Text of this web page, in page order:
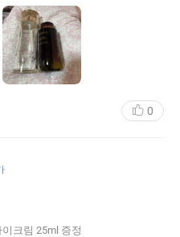
육안으로 보기에는̆̈ 차이가 많네
층이고 아이오페 용기가̆̈ 포장
히 가능할수도 있겟어요 나중
0
크림 25ml 증정